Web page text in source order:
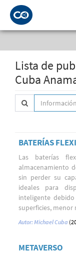
Lista de
Cuba
BATERÍAS
Las baterías
almacenamiento
sin perder su
ideales para
inteligente
superficies, menor
Autor: Michael Cuba
METAVERSO